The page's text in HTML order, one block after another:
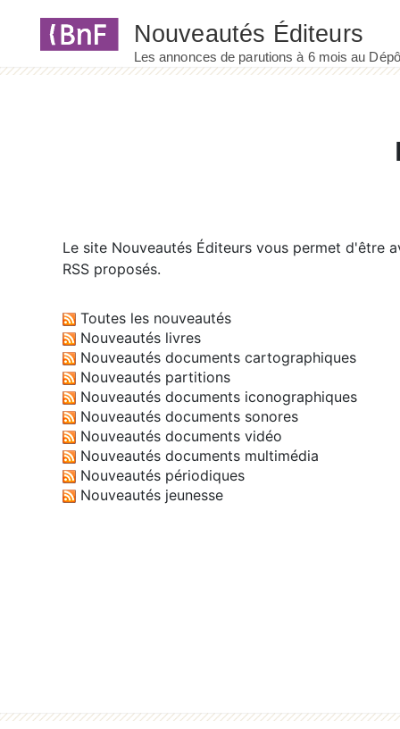
Le site Nouveautés Éditeurs vous permet d'être
RSS proposés.
Toutes les nouveautés
Nouveautés livres
Nouveautés documents cartographiques
Nouveautés partitions
Nouveautés documents iconographiques
Nouveautés documents sonores
Nouveautés documents vidéo
Nouveautés documents multimédia
Nouveautés périodiques
Nouveautés jeunesse